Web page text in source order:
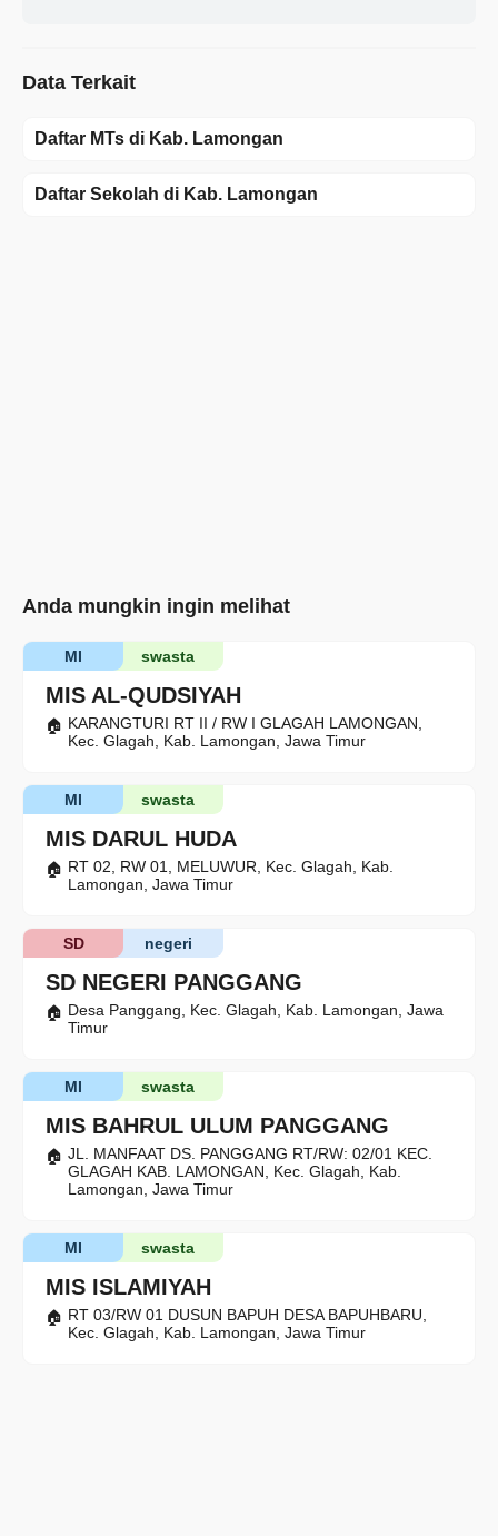
Data Terkait
Daftar MTs di Kab. Lamongan
Daftar Sekolah di Kab. Lamongan
Anda mungkin ingin melihat
MIS AL-QUDSIYAH
swasta
MI
KARANGTURI RT II / RW I GLAGAH LAMONGAN,
Kec. Glagah, Kab. Lamongan, Jawa Timur
MIS DARUL HUDA
swasta
MI
RT 02, RW 01, MELUWUR, Kec. Glagah, Kab.
Lamongan, Jawa Timur
SD NEGERI PANGGANG
negeri
SD
Desa Panggang, Kec. Glagah, Kab. Lamongan, Jawa
Timur
MIS BAHRUL ULUM PANGGANG
swasta
MI
JL. MANFAAT DS. PANGGANG RT/RW: 02/01 KEC.
GLAGAH KAB. LAMONGAN, Kec. Glagah, Kab.
Lamongan, Jawa Timur
MIS ISLAMIYAH
swasta
MI
RT 03/RW 01 DUSUN BAPUH DESA BAPUHBARU,
Kec. Glagah, Kab. Lamongan, Jawa Timur